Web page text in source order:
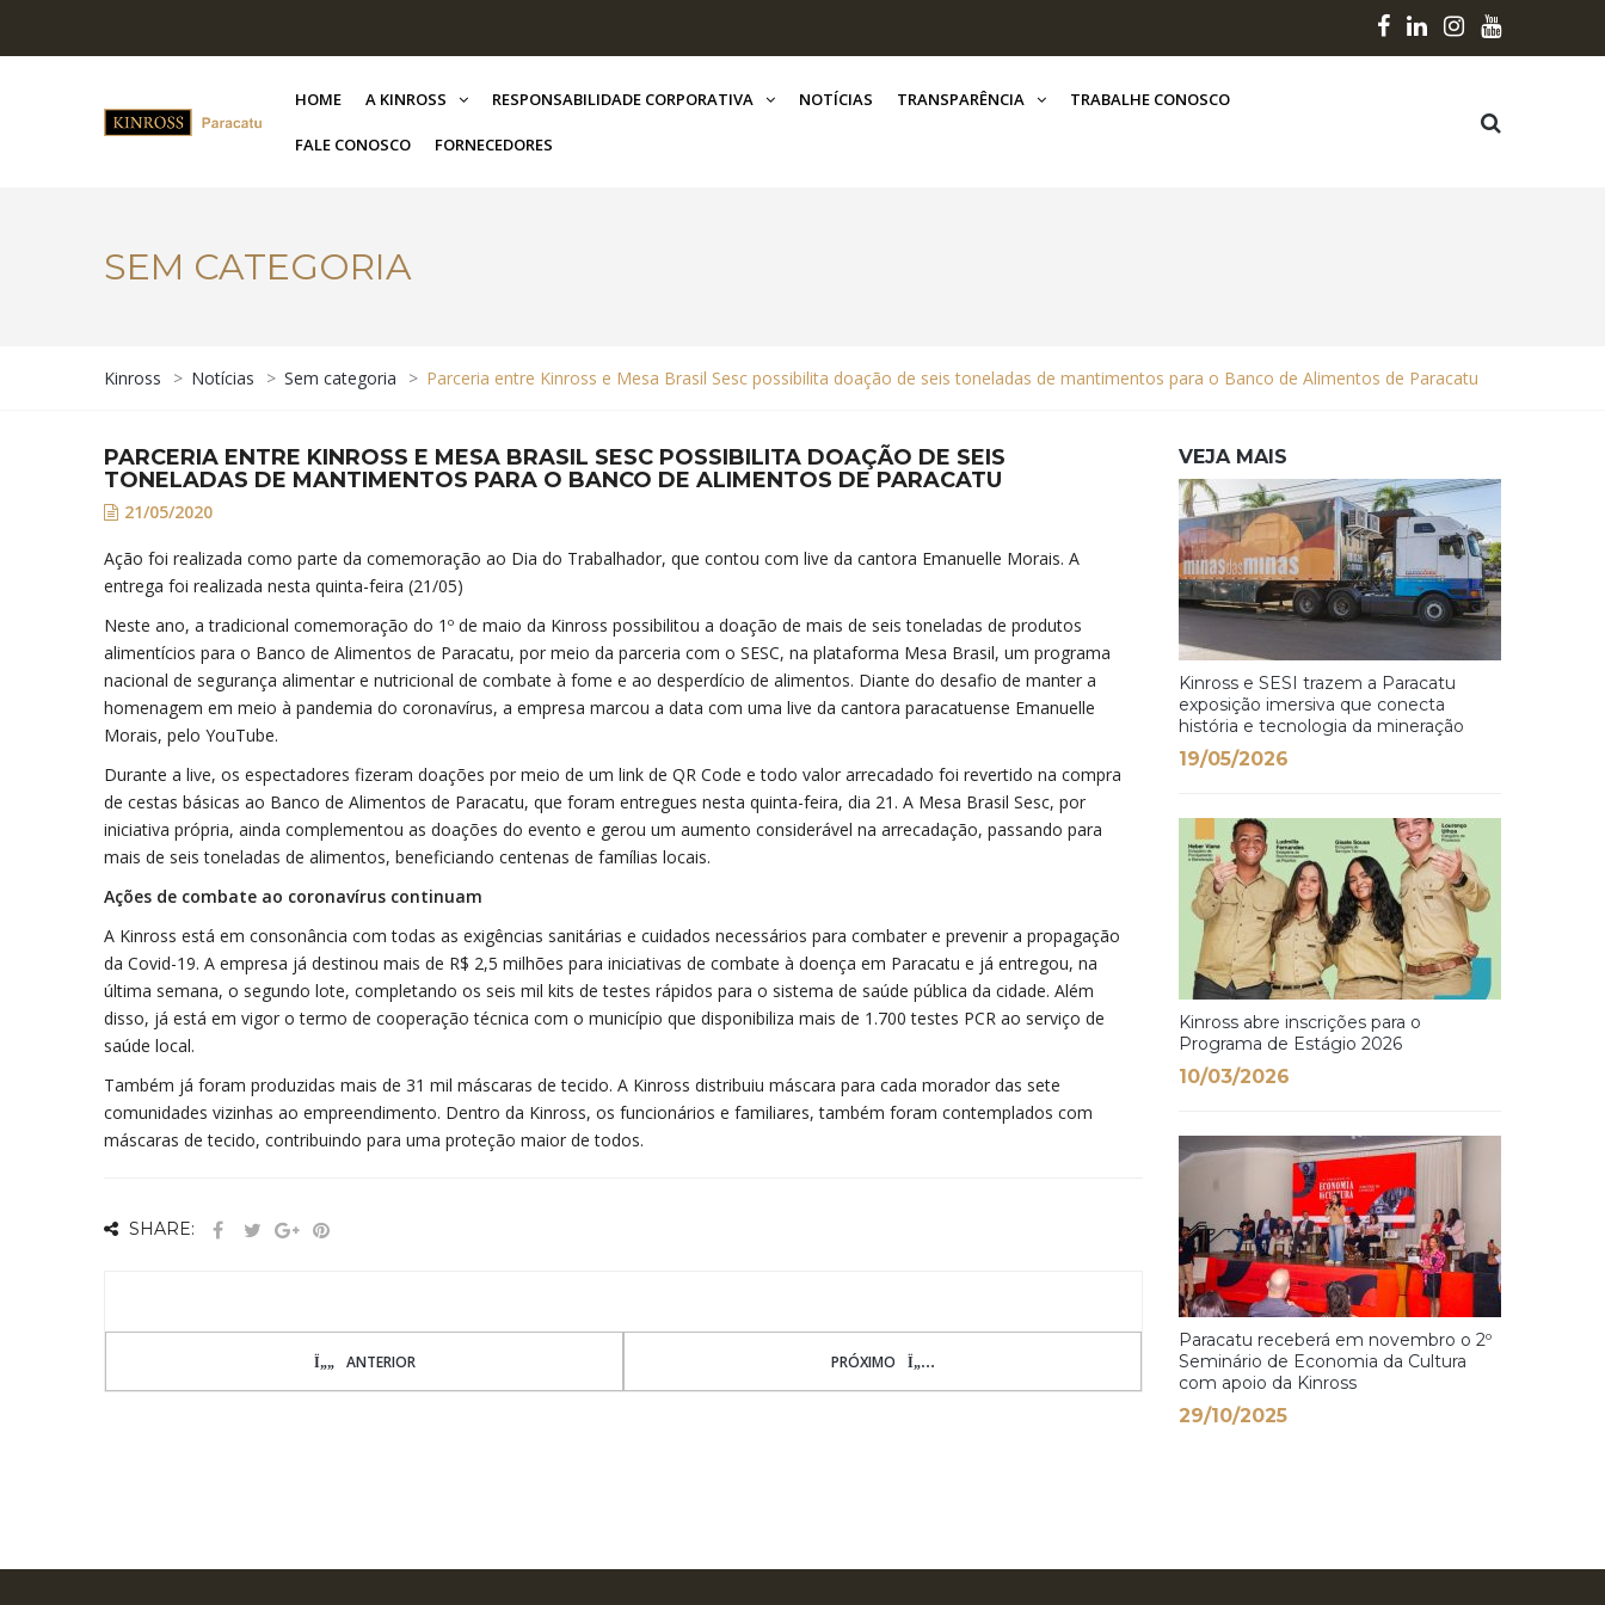
HOME A KINROSS RESPONSABILIDADE CORPORATIVA NOTÍCIAS TRANSPARÊNCIA TRABALHE CONOSCO
FALE CONOSCO FORNECEDORES
SEM CATEGORIA
Kinross > Notícias > Sem categoria > Parceria entre Kinross e Mesa Brasil Sesc possibilita doação de seis toneladas de mantimentos para o Banco de Alimentos de Paracatu
PARCERIA ENTRE KINROSS E MESA BRASIL SESC POSSIBILITA DOAÇÃO DE SEIS
TONELADAS DE MANTIMENTOS PARA O BANCO DE ALIMENTOS DE PARACATU
21/05/2020
Ação foi realizada como parte da comemoração ao Dia do Trabalhador, que contou com live da cantora Emanuelle Morais. A
entrega foi realizada nesta quinta-feira (21/05)
Neste ano, a tradicional comemoração do 1º de maio da Kinross possibilitou a doação de mais de seis toneladas de produtos
alimentícios para o Banco de Alimentos de Paracatu, por meio da parceria com o SESC, na plataforma Mesa Brasil, um programa
nacional de segurança alimentar e nutricional de combate à fome e ao desperdício de alimentos. Diante do desafio de manter a
homenagem em meio à pandemia do coronavírus, a empresa marcou a data com uma live da cantora paracatuense Emanuelle
Morais, pelo YouTube.
Durante a live, os espectadores fizeram doações por meio de um link de QR Code e todo valor arrecadado foi revertido na compra
de cestas básicas ao Banco de Alimentos de Paracatu, que foram entregues nesta quinta-feira, dia 21. A Mesa Brasil Sesc, por
iniciativa própria, ainda complementou as doações do evento e gerou um aumento considerável na arrecadação, passando para
mais de seis toneladas de alimentos, beneficiando centenas de famílias locais.
Ações de combate ao coronavírus continuam
A Kinross está em consonância com todas as exigências sanitárias e cuidados necessários para combater e prevenir a propagação
da Covid-19. A empresa já destinou mais de R$ 2,5 milhões para iniciativas de combate à doença em Paracatu e já entregou, na
última semana, o segundo lote, completando os seis mil kits de testes rápidos para o sistema de saúde pública da cidade. Além
disso, já está em vigor o termo de cooperação técnica com o município que disponibiliza mais de 1.700 testes PCR ao serviço de
saúde local.
Também já foram produzidas mais de 31 mil máscaras de tecido. A Kinross distribuiu máscara para cada morador das sete
comunidades vizinhas ao empreendimento. Dentro da Kinross, os funcionários e familiares, também foram contemplados com
máscaras de tecido, contribuindo para uma proteção maior de todos.
SHARE:
ANTERIOR PRÓXIMO
VEJA MAIS
Kinross e SESI trazem a Paracatu
exposição imersiva que conecta
história e tecnologia da mineração
19/05/2026
Kinross abre inscrições para o
Programa de Estágio 2026
10/03/2026
Paracatu receberá em novembro o 2º
Seminário de Economia da Cultura
com apoio da Kinross
29/10/2025